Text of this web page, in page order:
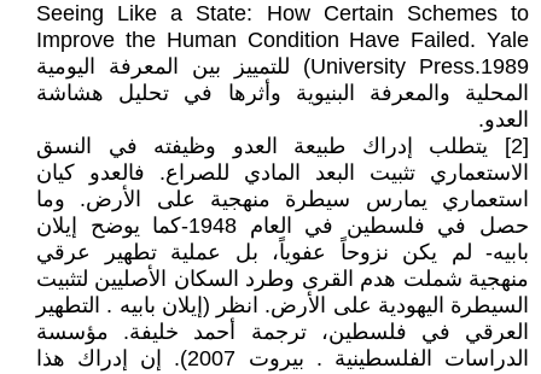
Seeing Like a State: How Certain Schemes to
Improve the Human Condition Have Failed. Yale
University Press.1989) للتمييز بين المعرفة اليومية
المحلية والمعرفة البنيوية وأثرها في تحليل هشاشة
العدو.
[2] يتطلب إدراك طبيعة العدو وظيفته في النسق
الاستعماري تثبيت البعد المادي للصراع. فالعدو كيان
استعماري يمارس سيطرة منهجية على الأرض. وما
حصل في فلسطين في العام 1948-كما يوضح إيلان
بابيه- لم يكن نزوحاً عفوياً، بل عملية تطهير عرقي
منهجية شملت هدم القرى وطرد السكان الأصليين لتثبيت
السيطرة اليهودية على الأرض. انظر (إيلان بابيه . التطهير
العرقي في فلسطين، ترجمة أحمد خليفة. مؤسسة
الدراسات الفلسطينية . بيروت 2007). إن إدراك هذا